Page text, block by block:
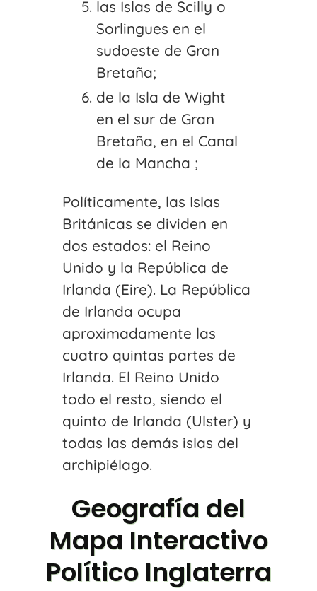
las Islas de Scilly o
Sorlingues en el
sudoeste de Gran
Bretaña;
de la Isla de Wight
en el sur de Gran
Bretaña, en el Canal
de la Mancha ;
Políticamente, las Islas
Británicas se dividen en
dos estados: el Reino
Unido y la República de
Irlanda (Eire). La República
de Irlanda ocupa
aproximadamente las
cuatro quintas partes de
Irlanda. El Reino Unido
todo el resto, siendo el
quinto de Irlanda (Ulster) y
todas las demás islas del
archipiélago.
Geografía del
Mapa Interactivo
Político Inglaterra